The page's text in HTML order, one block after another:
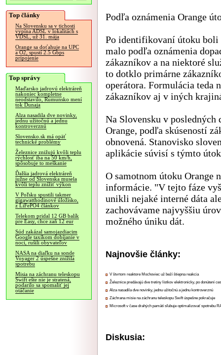
Top články
Na Slovensku sa v tichosti
vypína ADSL v lokalitách s
VDSL, už 31. mája
Orange sa doťahuje na UPC
a O2, spustí 2.5 Gbps
pripojenie
Top správy
Maďarsko jadrovú elektráreň
nakoniec kompletne
neodstavilo, Rumunsko mení
tok Dunaja
Alza nasadila dve novinky,
jednu užitočnú a jednu
kontroverznú
Slovensko.sk má opäť
technické problémy
Železnice znižujú kvôli teplu
rýchlosť iba na 50 km/h,
spôsobuje to meškanie
Ďalšia jadrová elektráreň
južne od Slovenska musela
kvôli teplu znížiť výkon
V Poľsku spustili takmer
gigawatthodinové úložisko,
z LiFePO4 článkov
Telekom pridal 12 GB balík
pre Easy, chce zaň 12 eur
Súd zakázal samojazdiacim
Google taxíkom dobíjanie v
noci, rušili obyvateľov
NASA na diaľku na sonde
Voyager 2 úspešne znížila
spotrebu
Misia na záchranu teleskopu
Swift ešte nie je stratená,
podarilo sa spomaliť jej
otáčanie
Podľa oznámenia Orange
Po identifikovaní útoku boli
malo podľa oznámenia
zákazníkov a na niektoré
to dotklo primárne
operátora. Formulácia teda
zákazníkov aj v iných
Na Slovensku v
Orange, podľa skúseností
obnovená. Stanovisko
aplikácie súvisí s týmto
O samotnom útoku Orange
informácie. "V tejto fáze
unikli nejaké interné dáta
zachovávame najvyššiu
možného úniku dát.
Najnovšie články:
V štvrtom reaktore Mochoviec už beží štiepna reakcia
Železnice predávajú dve tretiny lístkov elektronicky, po donútení
Alza nasadila dve novinky, jednu užitočnú a jednu kontroverznú
Záchrana misie na záchranu teleskopu Swift úspešne pokračuje
Microsoft v čase drahých pamätí sľubuje optimalizovať spotrebu
Diskusia: